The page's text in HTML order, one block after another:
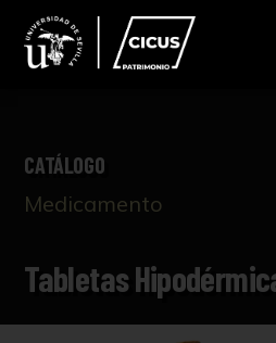
CATÁLOGO
Medicamento
Tabletas